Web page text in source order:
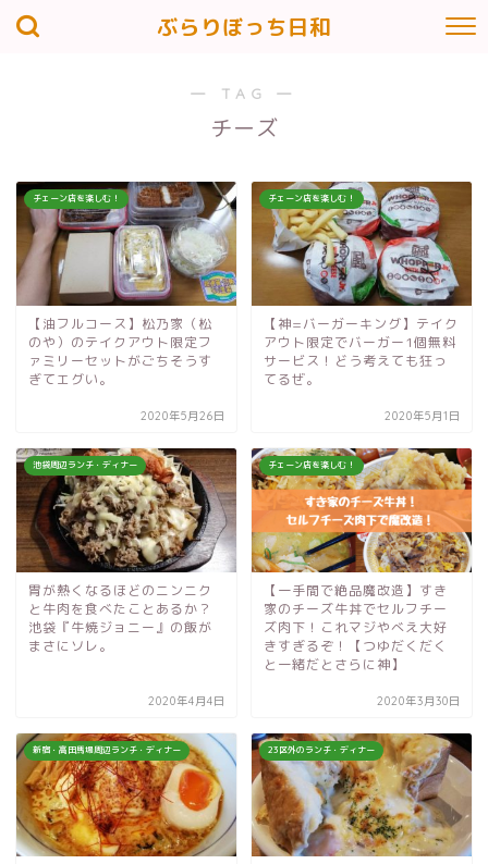
ぶらりぼっち日和
― TAG ―
チーズ
チェーン店を楽しむ！
【油フルコース】松乃家（松
のや）のテイクアウト限定フ
ァミリーセットがごちそうす
ぎてエグい。
2020年5月26日
チェーン店を楽しむ！
【神=バーガーキング】テイク
アウト限定でバーガー1個無料
サービス！どう考えても狂っ
てるぜ。
2020年5月1日
池袋周辺ランチ・ディナー
胃が熱くなるほどのニンニク
と牛肉を食べたことあるか？
池袋『牛焼ジョニー』の飯が
まさにソレ。
2020年4月4日
チェーン店を楽しむ！
【一手間で絶品魔改造】すき
家のチーズ牛丼でセルフチー
ズ肉下！これマジやべえ大好
きすぎるぞ！【つゆだくだく
と一緒だとさらに神】
2020年3月30日
新宿・高田馬場周辺ランチ・ディナー 23区外のランチ・ディナー